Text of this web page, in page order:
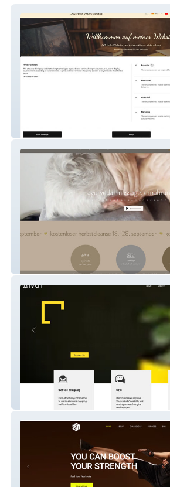
Alireza Mohtashami
aglajagehri.ch
Pivot Design